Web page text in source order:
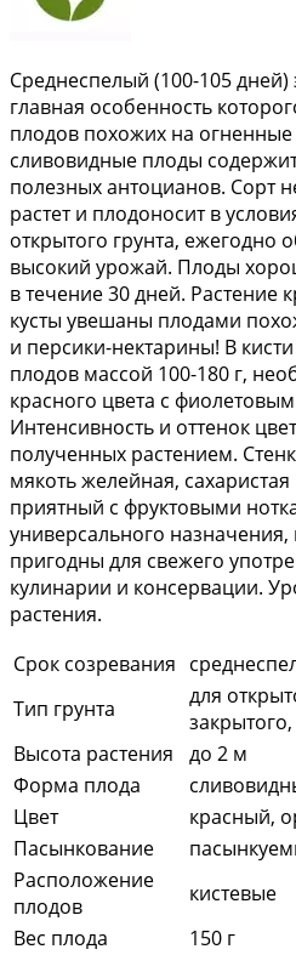
Среднеспелый (100-105 дней)
главная особенность
плодов похожих на
сливовидные плоды
полезных антоцианов. Сорт
растет и плодоносит в
открытого грунта, ежегодно
высокий урожай. Плоды
в течение 30 дней. Растение
кусты увешаны плодами
и персики-нектарины! В
плодов массой 100-180 г,
красного цвета с
Интенсивность и оттенок
полученных растением.
мякоть желейная,
приятный с фруктовыми
универсального назначения,
пригодны для свежего
кулинарии и консервации.
растения.
Срок созревания
Тип грунта
для
Высота растения
до 2 м
Форма плода
Цвет
красный,
Пасынкование
Расположение
плодов
кистевые
Вес плода
150 г